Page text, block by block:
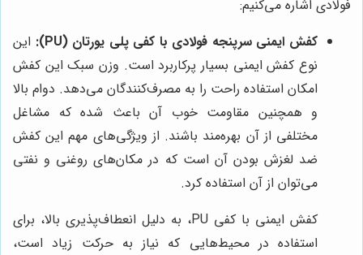
فولادی اشاره می‌کنیم:
کفش ایمنی سرپنجه فولادی با کفی پلی یورتان (PU):
این
نوع کفش ایمنی بسیار پرکاربرد است. وزن سبک این کفش
امکان استفاده راحت را به مصرف‌کنندگان می‌دهد. دوام بالا
و همچنین مقاومت خوب آن باعث شده که مشاغل
مختلفی از آن بهره‌مند باشند. از ویژگی‌های مهم این کفش
ضد لغزش بودن آن است که در مکان‌های روغنی و نفتی
می‌توان از آن استفاده کرد.
کفش ایمنی با کفی PU، به دلیل انعطاف‌پذیری بالا، برای
استفاده در محیط‌هایی که نیاز به حرکت زیاد است،